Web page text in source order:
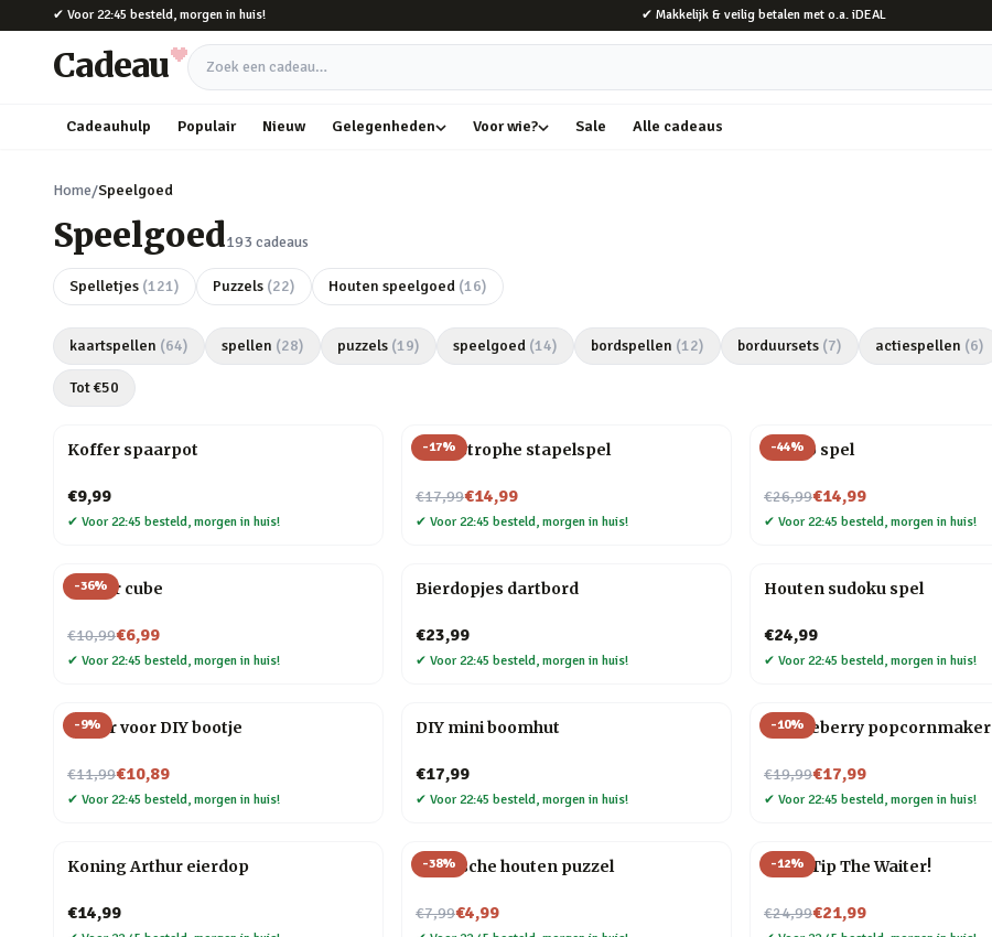
Naar hoofdinhoud
✔ Voor 22:45 besteld, morgen in huis! ✔ Makkelijk & veilig betalen met o.a. iDEAL
Cadeau Zoek een cadeau
Cadeauhulp Populair Nieuw Gelegenheden Voor wie? Sale Alle cadeaus
Home/Speelgoed
Speelgoed193 cadeaus
Spelletjes (121) Puzzels (22) Houten speelgoed (16)
kaartspellen (64) spellen (28) puzzels (19) speelgoed (14) bordspellen (12) borduursets (7) actiespellen (6)
Tot €50
Koffer spaarpot
€9,99
✔ Voor 22:45 besteld, morgen in huis!
-17%
Cat-astrophe stapelspel
€17,99
Nu voor€14,99
✔ Voor 22:45 besteld, morgen in huis!
-44%
Blingo spel
€26,99
Nu voor€14,99
✔ Voor 22:45 besteld, morgen in huis!
-36%
Finger cube
€10,99
Nu voor€6,99
✔ Voor 22:45 besteld, morgen in huis!
Bierdopjes dartbord
€23,99
✔ Voor 22:45 besteld, morgen in huis!
Houten sudoku spel
€24,99
✔ Voor 22:45 besteld, morgen in huis!
-9%
Motor voor DIY bootje
€11,99
Nu voor€10,89
✔ Voor 22:45 besteld, morgen in huis!
DIY mini boomhut
€17,99
✔ Voor 22:45 besteld, morgen in huis!
-10%
Huckleberry popcornmaker
€19,99
Nu voor€17,99
✔ Voor 22:45 besteld, morgen in huis!
Koning Arthur eierdop
€14,99
-38%
Elastische houten puzzel
€7,99
Nu voor€4,99
-12%
Don’t Tip The Waiter!
€24,99
Nu voor€21,99